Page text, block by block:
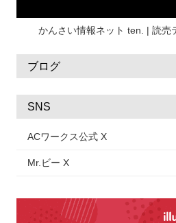
かんさい情報ネット ten. | 読売
ブログ
SNS
ACワークス公式 X
Mr.ビー X